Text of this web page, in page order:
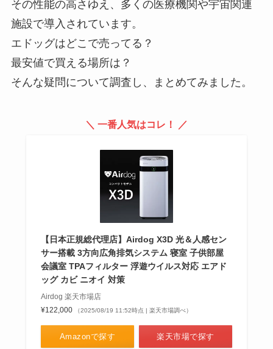
オムツライナーはどこに売って
る？西松屋・ヨドバシで買える？
代用品や吸収量も調査！
タルティンの店舗はどこ？公式通
はコレ！
鳩サブレどこで買える？通販や販
売店だと安い値段で売ってる？神
静電気防止スプレーはどこに売っ
る？売り場はどこ？
その性能の高さゆえ、多くの医療機関や宇宙関連
施設で導入されています。
エドッグはどこで売ってる？
最安値で買える場所は？
そんな疑問について調査し、まとめてみました。
＼ 一番人気はコレ ！ ／
【日本正規総代理店】Airdog X3D 光＆人感セン
サー搭載 3方向広角排気システム 寝室 子供部屋
会議室 TPAフィルター 浮遊ウイルス対応 エアド
ッグ カビ ニオイ 対策
Airdog 楽天市場店
¥122,000
（2025/08/19 11:52時点 | 楽天市場調べ）
Amazonで探す 楽天市場で探す